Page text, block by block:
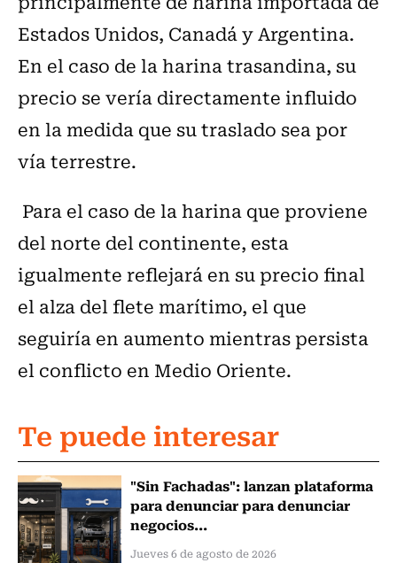
Estados Unidos, Canadá y Argentina.
En el caso de la harina trasandina, su
precio se vería directamente influido
en la medida que su traslado sea por
vía terrestre.
Para el caso de la harina que proviene
del norte del continente, esta
igualmente reflejará en su precio final
el alza del flete marítimo, el que
seguiría en aumento mientras persista
el conflicto en Medio Oriente.
Te puede interesar
"Sin Fachadas": lanzan plataforma
para denunciar para denunciar
negocios...
Jueves 6 de agosto de 2026